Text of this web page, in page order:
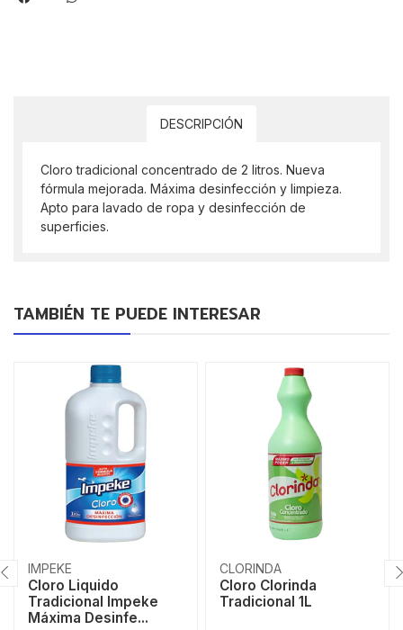
DESCRIPCIÓN
Cloro tradicional concentrado de 2 litros. Nueva
fórmula mejorada. Máxima desinfección y limpieza.
Apto para lavado de ropa y desinfección de
superficies.
TAMBIÉN TE PUEDE INTERESAR
IMPEKE
Cloro Liquido
Tradicional Impeke
Máxima Desinfe...
CLORINDA
Cloro Clorinda
Tradicional 1L